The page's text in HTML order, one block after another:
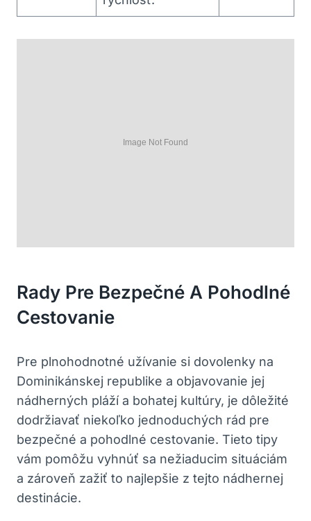
Rady Pre Bezpečné A Pohodlné
Cestovanie
Pre plnohodnotné užívanie si dovolenky na
Dominikánskej republike a objavovanie jej
nádherných pláží a bohatej kultúry, je dôležité
dodržiavať niekoľko jednoduchých rád pre
bezpečné a pohodlné cestovanie. Tieto tipy
vám pomôžu vyhnúť sa nežiaducim situáciám
a zároveň zažiť to najlepšie z tejto nádhernej
destinácie.